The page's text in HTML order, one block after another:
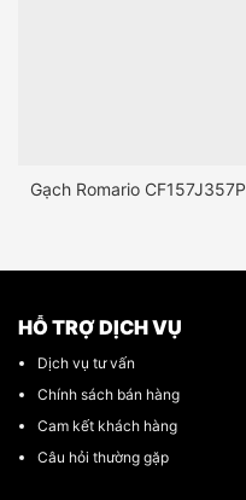
Gạch Romario CF157J357P
HỖ TRỢ DỊCH VỤ
Dịch vụ tư vấn
Chính sách bán hàng
Cam kết khách hàng
Câu hỏi thường gặp